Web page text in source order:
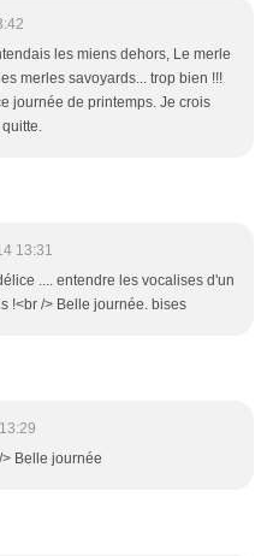
les miens dehors, Le merle
merles savoyards... trop bien !!!
journée de printemps. Je crois
13:31
.... entendre les vocalises d'un
!<br /> Belle journée. bises
Belle journée